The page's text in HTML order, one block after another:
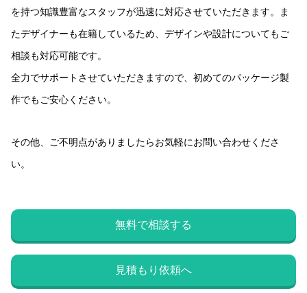
を持つ知識豊富なスタッフが迅速に対応させていただきます。ま
たデザイナーも在籍しているため、デザインや設計についてもご
相談も対応可能です。
全力でサポートさせていただきますので、初めてのパッケージ製
作でもご安心ください。
その他、ご不明点がありましたらお気軽にお問い合わせくださ
い。
無料で相談する
見積もり依頼へ